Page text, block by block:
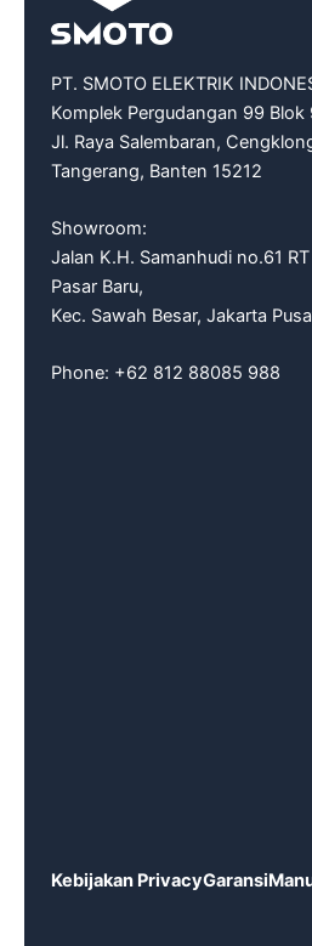
PT. SMOTO ELEKTRIK
Komplek Pergudangan 99 Blok
Jl. Raya Salembaran,
Tangerang, Banten 15212
Showroom:
Jalan K.H. Samanhudi no.61
Pasar Baru,
Kec. Sawah Besar, Jakarta
Phone: +62 812 88085 988
Kebijakan PrivacyGaransi